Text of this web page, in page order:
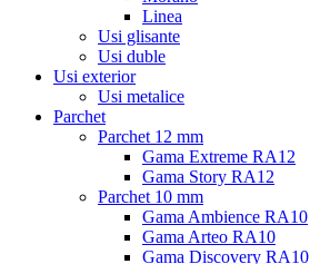
Linea
Usi glisante
Usi duble
Usi exterior
Usi metalice
Parchet
Parchet 12 mm
Gama Extreme RA12
Gama Story RA12
Parchet 10 mm
Gama Ambience RA10
Gama Arteo RA10
Gama Discovery RA10